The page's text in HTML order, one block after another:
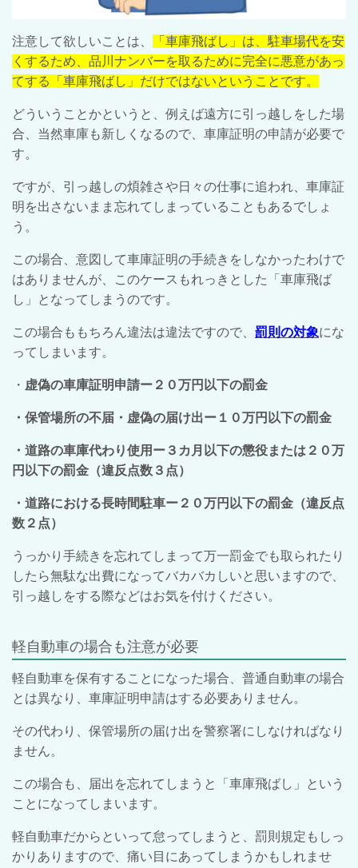
注意して欲しいことは、
「車庫飛ばし」は、駐車場代を安
くするため、品川ナンバーを取るために完全に悪意があっ
てする「車庫飛ばし」だけではないということです。
どういうことかというと、例えば遠方に引っ越しをした場
合、当然車庫も新しくなるので、車庫証明の申請が必要で
す。
ですが、引っ越しの煩雑さや日々の仕事に追われ、車庫証
明を出さないまま忘れてしまっていることもあるでしょ
う。
この場合、意図して車庫証明の手続きをしなかったわけで
はありませんが、このケースもれっきとした「車庫飛ば
し」となってしまうのです。
この場合ももちろん違法は違法ですので、 罰則の対象にな
ってしまいます。
・ 虚偽の車庫証明申請ー２０万円以下の罰金
・保管場所の不届・虚偽の届け出ー１０万円以下の罰金
・道路の車庫代わり使用ー３カ月以下の懲役または２０万
円以下の罰金（違反点数３点）
・道路における長時間駐車ー２０万円以下の罰金（違反点
数２点）
うっかり手続きを忘れてしまって万一罰金でも取られたり
したら無駄な出費になってバカバカしいと思いますので、
引っ越しをする際などはお気を付けください。
軽自動車の場合も注意が必要
軽自動車を保有することになった場合、普通自動車の場合
とは異なり、車庫証明申請はする必要ありません。
その代わり、保管場所の届け出を警察署にしなければなり
ません。
この場合も、届出を忘れてしまうと「車庫飛ばし」という
ことになってしまいます。
軽自動車だからといって怠ってしまうと、罰則規定もしっ
かりありますので、痛い目にあってしまうかもしれませ